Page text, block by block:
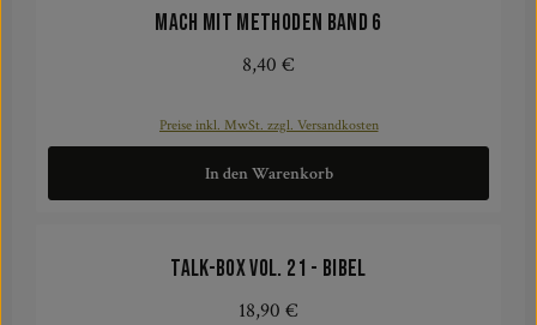
Mach mit Methoden Band 6
Regulärer Preis:
8,40 €
Preise inkl. MwSt. zzgl. Versandkosten
In den Warenkorb
Talk-Box Vol. 21 - Bibel
Regulärer Preis:
18,90 €